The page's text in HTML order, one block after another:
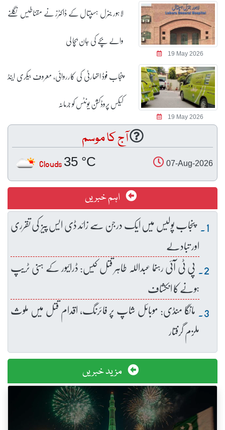
19 May 2026
لاہور جنرل ہسپتال کے ڈاکٹرز نے مقناطیس نگلنے
والے بچے کی جان بچا لی
19 May 2026
پنجاب فوڈ اتھارٹی کی کارروائی، معروف بیکری اینڈ
کیکس پروڈکشن یونٹس کو جرمانہ
آج کا موسم
07-Aug-2026
35 °C
Clouds
اہم خبریں
پنجاب پولیس میں ایک درجن سے زائد ڈی ایس پیز کی تقرری
اور تبادلے
پی ٹی آئی رہنما عبداللہ طاہر قتل کیس: ڈرائیور کے ہنی ٹریپ
ہونے کا انکشاف
مانگا منڈی: موبائل شاپ پر فائرنگ، اقدام قتل میں ملوث
ملزم گرفتار
مزید خبریں